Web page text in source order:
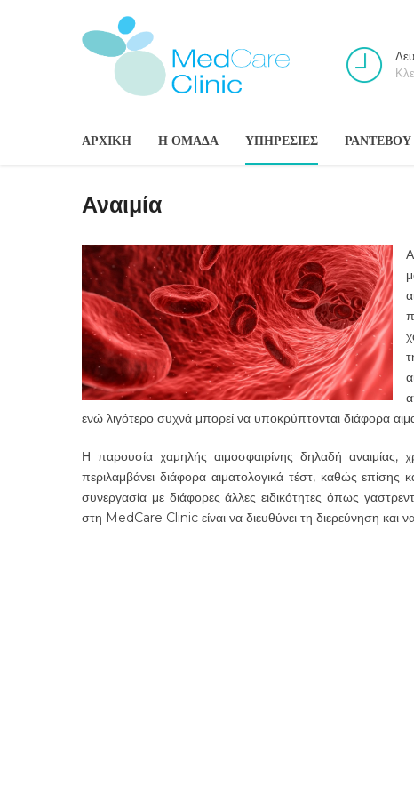
ΑΡΧΙΚΗ Η ΟΜΑΔΑ ΥΠΗΡΕΣΙΕΣ ΡΑΝΤΕΒΟΥ
Αναιμία
ενώ λιγότερο συχνά μπορεί να υποκρύπτονται διάφορα
Η παρουσία χαμηλής αιμοσφαιρίνης δηλαδή αναιμίας,
περιλαμβάνει διάφορα αιματολογικά τέστ, καθώς επίσης
συνεργασία με διάφορες άλλες ειδικότητες όπως
στη MedCare Clinic είναι να διευθύνει τη διερεύνηση και